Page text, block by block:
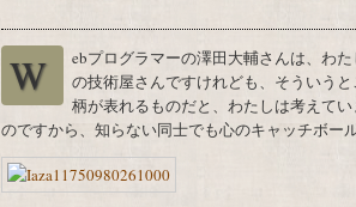
Webプログラマーの澤田大輔さんは、わたしの最近の気になる存在。プログラミング
の技術屋さんですけれども、そういう
柄が表れるものだと、わたしは考えて
のですから、知らない同士でも心のキャッチボー